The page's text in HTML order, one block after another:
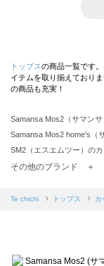
トップスの商品一覧です。
イテムを取り揃えており
の商品も充実！
Samansa Mos2（サマン
Samansa Mos2 home's（
SM2（エスエムツー）の
TSUHARU by Samansa
Samansa Mos2 blue（サ
sō4ū（ソウフォーユー）
Te chichi（テチチ）のカ
その他のブランド ＋
Te chichi トップス カ